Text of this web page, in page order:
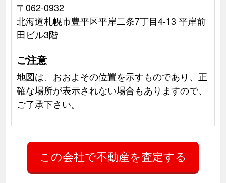
〒062-0932
北海道札幌市豊平区平岸二条7丁目4-13 平岸前
田ビル3階
ご注意
地図は、おおよその位置を示すものであり、正
確な場所が表示されない場合もありますので、
ご了承下さい。